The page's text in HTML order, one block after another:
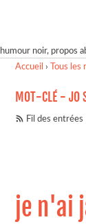
humour noir, propos
Accueil › Tous
MOT-CLÉ - JO
Fil des entrées
je n'ai